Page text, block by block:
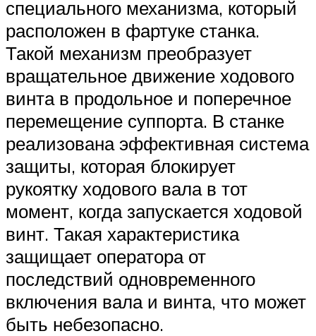
специального механизма, который
расположен в фартуке станка.
Такой механизм преобразует
вращательное движение ходового
винта в продольное и поперечное
перемещение суппорта. В станке
реализована эффективная система
защиты, которая блокирует
рукоятку ходового вала в тот
момент, когда запускается ходовой
винт. Такая характеристика
защищает оператора от
последствий одновременного
включения вала и винта, что может
быть небезопасно.